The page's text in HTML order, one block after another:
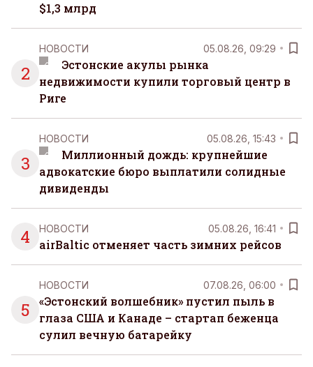
$1,3 млрд
2
НОВОСТИ 05.08.26, 09:29
Эстонские акулы рынка
недвижимости купили торговый центр в
Риге
3
НОВОСТИ 05.08.26, 15:43
Миллионный дождь: крупнейшие
адвокатские бюро выплатили солидные
дивиденды
4 НОВОСТИ 05.08.26, 16:41
airBaltic отменяет часть зимних рейсов
5
НОВОСТИ 07.08.26, 06:00
«Эстонский волшебник» пустил пыль в
глаза США и Канаде – стартап беженца
сулил вечную батарейку